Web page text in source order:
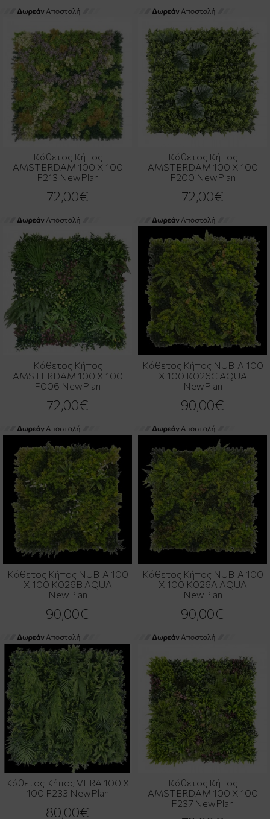
Κάθετος Κήπος
AMSTERDAM 100 Χ 100
F213 NewPlan
72,00€
Κάθετος Κήπος
AMSTERDAM 100 Χ 100
F200 NewPlan
72,00€
Κάθετος Κήπος
AMSTERDAM 100 Χ 100
F006 NewPlan
72,00€
Κάθετος Κήπος NUBIA 100
Χ 100 K026C AQUA
NewPlan
90,00€
Κάθετος Κήπος NUBIA 100
Χ 100 K026B AQUA
NewPlan
90,00€
Κάθετος Κήπος NUBIA 100
Χ 100 K026A AQUA
NewPlan
90,00€
Κάθετος Κήπος VERA 100 Χ
100 F233 NewPlan
80,00€
Κάθετος Κήπος
AMSTERDAM 100 Χ 100
F237 NewPlan